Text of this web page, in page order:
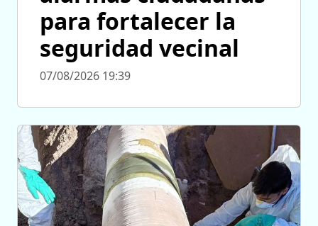
para fortalecer la
seguridad vecinal
07/08/2026 19:39